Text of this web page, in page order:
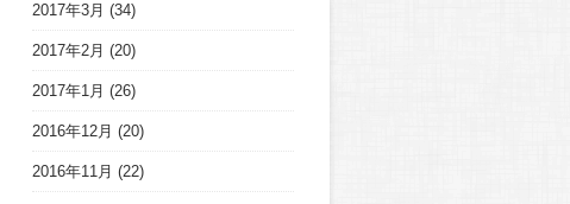
2017年3月 (34)
2017年2月 (20)
2017年1月 (26)
2016年12月 (20)
2016年11月 (22)